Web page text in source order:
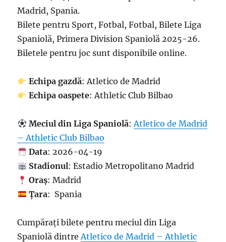
Madrid, Spania.
Bilete pentru Sport, Fotbal, Fotbal, Bilete Liga
Spaniolă, Primera Division Spaniolă 2025-26.
Biletele pentru joc sunt disponibile online.
Echipa gazdă: Atletico de Madrid
Echipa oaspete: Athletic Club Bilbao
Meciul din Liga Spaniolă:Atletico de Madrid
– Athletic Club Bilbao
Data: 2026-04-19
Stadionul: Estadio Metropolitano Madrid
Oraș: Madrid
Țara: Spania
Cumpărați bilete pentru meciul din Liga
Spaniolă dintreAtletico de Madrid – Athletic